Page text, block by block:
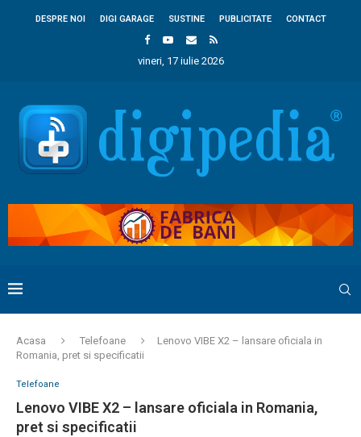
DESPRE NOI DIGI GARAGE SUSTINE PUBLICITATE CONTACT
vineri, 17 iulie 2026
Acasa Telefoane
Lenovo VIBE X2 – lansare oficiala in
Romania, pret si specificatii
Telefoane
Lenovo VIBE X2 – lansare oficiala in Romania,
pret si specificatii